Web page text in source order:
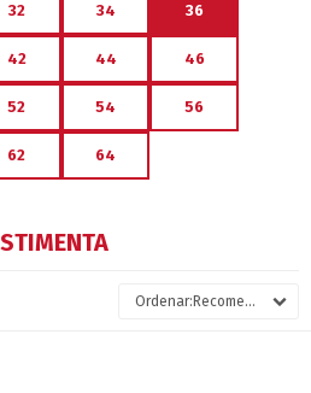
32 34 36
42 44 46
52 54 56
62 64
Recomendados